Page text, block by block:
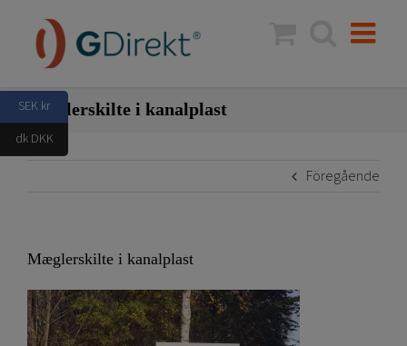
innehållet
Mæglerskilte i kanalplast
Föregående
Mæglerskilte i kanalplast
SEK kr
dk DKK